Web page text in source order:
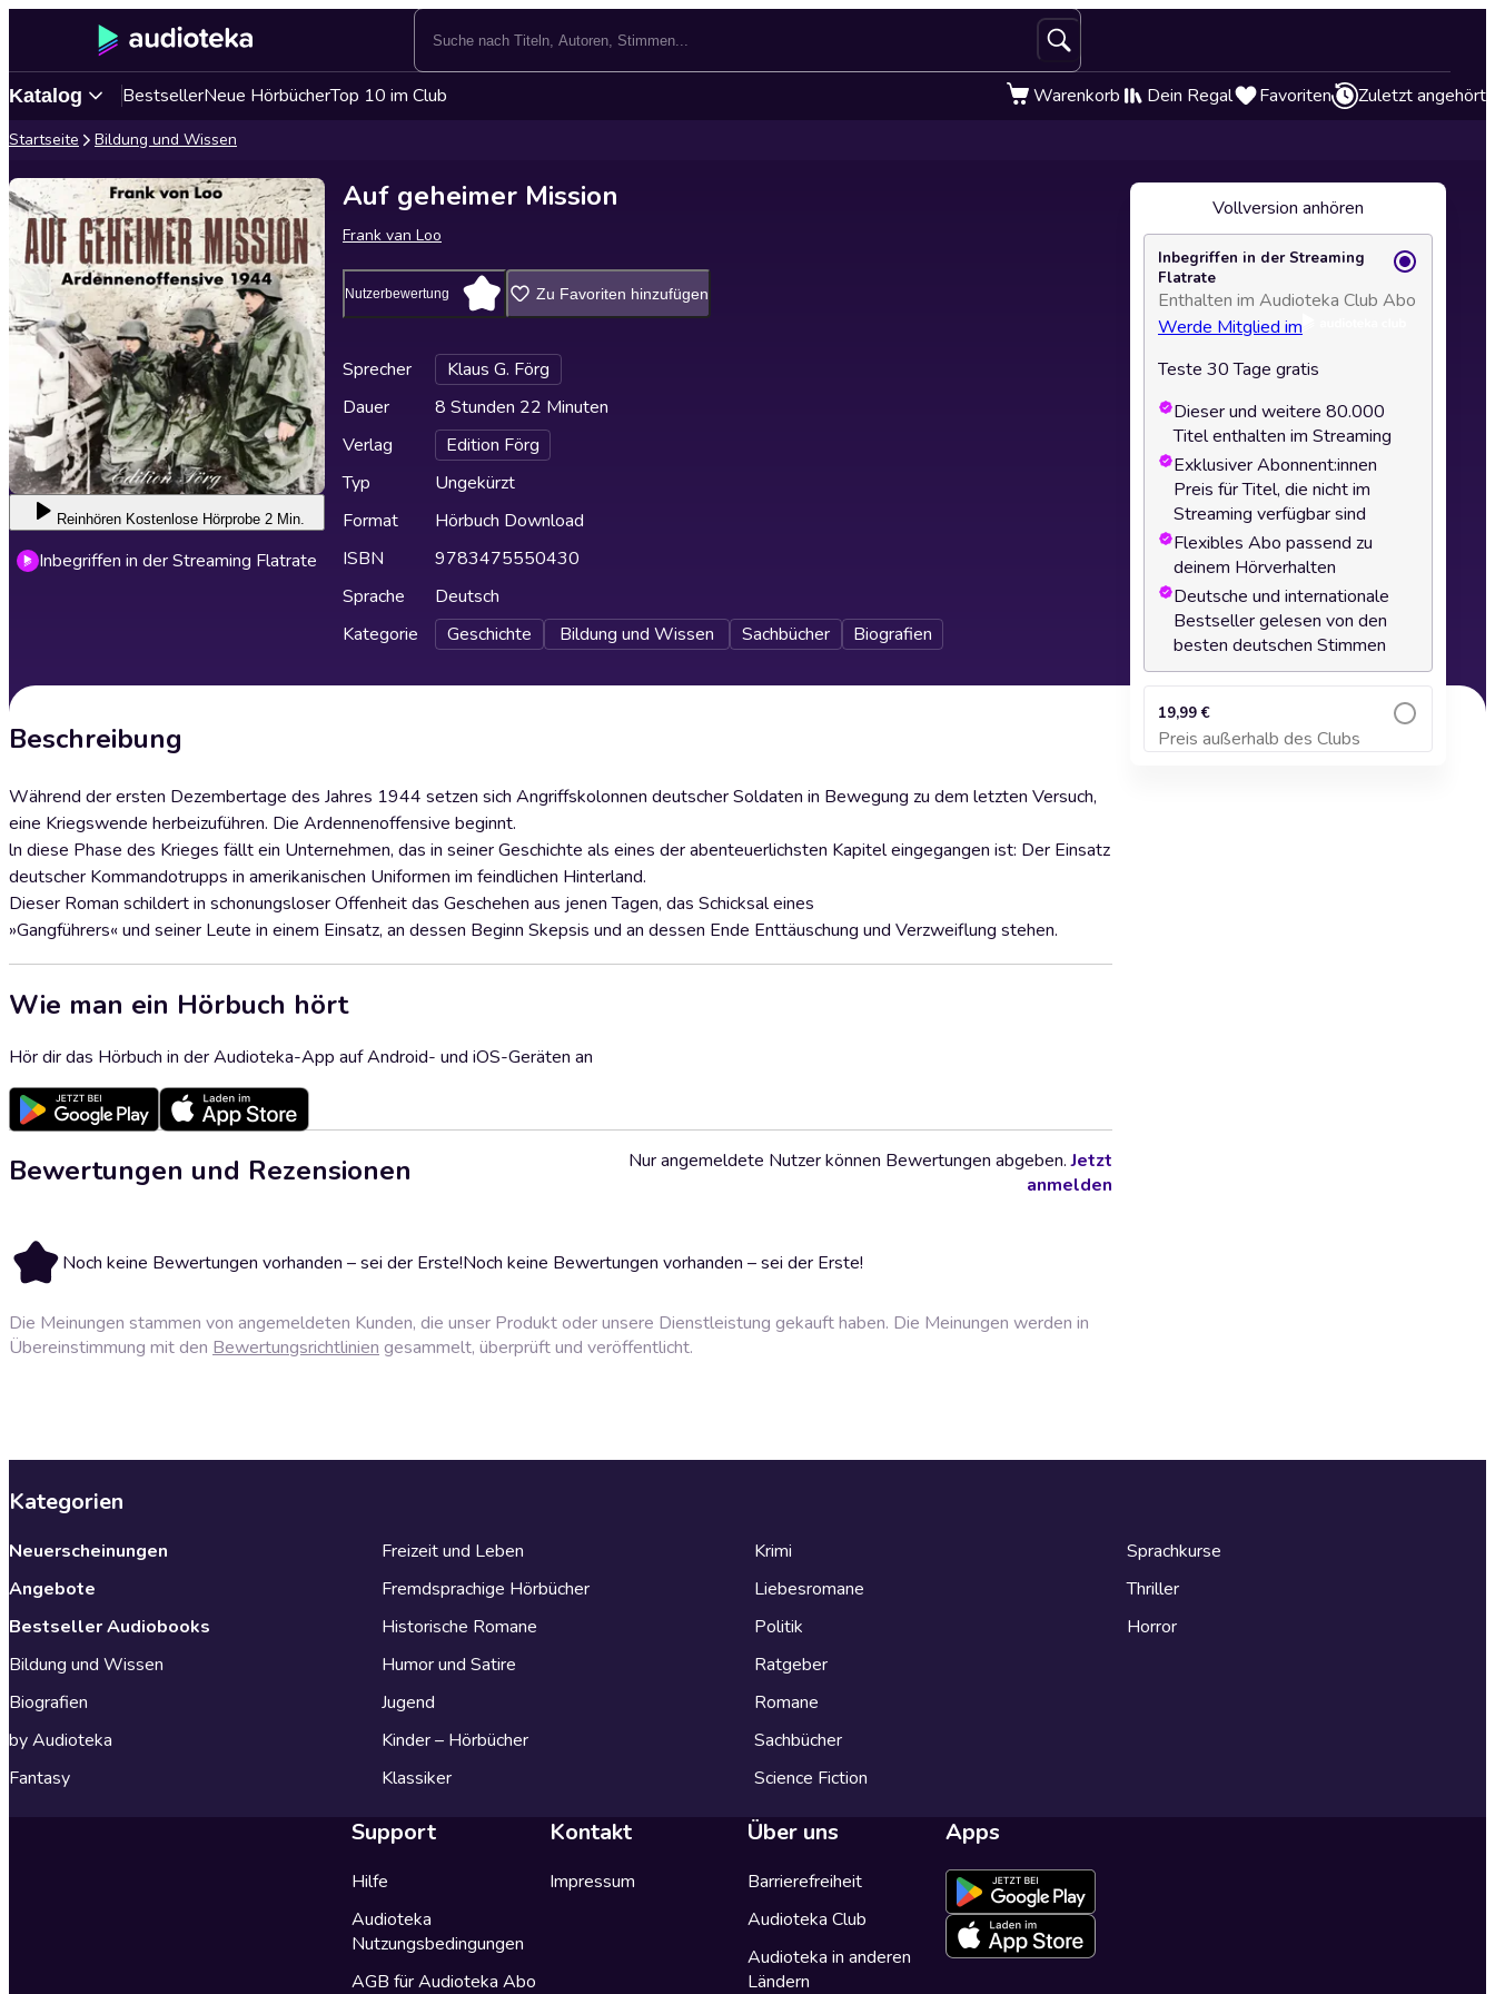
Katalog BestsellerNeue HörbücherTop 10 im Club Warenkorb Dein Regal Favoriten Zuletzt angehört
Startseite Bildung und Wissen
Reinhören Kostenlose Hörprobe 2 Min.
Inbegriffen in der Streaming Flatrate
Auf geheimer Mission
Frank van Loo
Nutzerbewertung Zu Favoriten hinzufügen
Sprecher
Klaus G. Förg
Dauer
8 Stunden 22 Minuten
Verlag
Edition Förg
Typ
Ungekürzt
Format
Hörbuch Download
ISBN
9783475550430
Sprache
Deutsch
Kategorie
Geschichte Bildung und Wissen Sachbücher Biografien
Beschreibung
Während der ersten Dezembertage des Jahres 1944 setzen sich Angriffskolonnen deutscher Soldaten in Bewegung zu dem letzten Versuch,
eine Kriegswende herbeizuführen. Die Ardennenoffensive beginnt.
ln diese Phase des Krieges fällt ein Unternehmen, das in seiner Geschichte als eines der abenteuerlichsten Kapitel eingegangen ist: Der Einsatz
deutscher Kommandotrupps in amerikanischen Uniformen im feindlichen Hinterland.
Dieser Roman schildert in schonungsloser Offenheit das Geschehen aus jenen Tagen, das Schicksal eines
»Gangführers« und seiner Leute in einem Einsatz, an dessen Beginn Skepsis und an dessen Ende Enttäuschung und Verzweiflung stehen.
Wie man ein Hörbuch hört
Hör dir das Hörbuch in der Audioteka-App auf Android- und iOS-Geräten an
Bewertungen und Rezensionen
Noch keine Bewertungen vorhanden – sei der Erste!Noch keine Bewertungen vorhanden – sei der Erste!
Nur angemeldete Nutzer können Bewertungen abgeben.Jetzt
anmelden
Die Meinungen stammen von angemeldeten Kunden, die unser Produkt oder unsere Dienstleistung gekauft haben. Die Meinungen werden in
Übereinstimmung mit den Bewertungsrichtlinien gesammelt, überprüft und veröffentlicht.
Vollversion anhören
Inbegriffen in der Streaming
Flatrate
Enthalten im Audioteka Club Abo
Werde Mitglied im
Teste 30 Tage gratis
Dieser und weitere 80.000
Titel enthalten im Streaming
Exklusiver Abonnent:innen
Preis für Titel, die nicht im
Streaming verfügbar sind
Flexibles Abo passend zu
deinem Hörverhalten
Deutsche und internationale
Bestseller gelesen von den
besten deutschen Stimmen
19,99 €
Preis außerhalb des Clubs
Zum Warenkorb hinzufügen
Kategorien
Neuerscheinungen
Angebote
Bestseller Audiobooks
Bildung und Wissen
Biografien
by Audioteka
Fantasy
Freizeit und Leben
Fremdsprachige Hörbücher
Historische Romane
Humor und Satire
Jugend
Kinder – Hörbücher
Klassiker
Krimi
Liebesromane
Politik
Ratgeber
Romane
Sachbücher
Science Fiction
Sprachkurse
Thriller
Horror
Support
Hilfe
Audioteka
Nutzungsbedingungen
AGB für Audioteka Abo
Kontakt
Impressum
Über uns
Barrierefreiheit
Audioteka Club
Audioteka in anderen
Ländern
Apps